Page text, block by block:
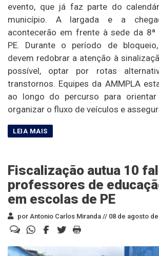
evento, que já faz parte do
município. A largada e a
acontecerão em frente à sede da 8ª
PE. Durante o período de
devem redobrar a atenção à
possível, optar por rotas
transtornos. Equipes da AMMPLA
ao longo do percurso para
organizar o fluxo de veículos e
Fiscalização autua 10
professores de
em escolas de PE
por Antonio Carlos Miranda // 08 de agosto de